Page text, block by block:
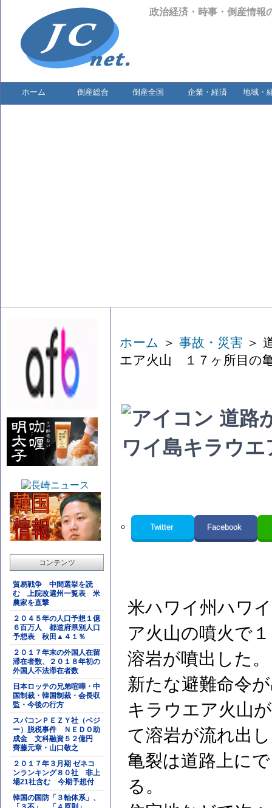
政治経済・時事・倒産情報
ホーム 倒産総合 倒産全国 企業・経済 地域・
コンテンツ
貿易戦争 中間選挙を読
む 上院改選州一覧表 米
農家を直撃
２０４５年の人口予想１億
６百万人 都道府県別人口
予想表 秋田▲４１％
２０１７年末の外国人在留
滞在者数、２０１８年初の
外国人不法滞在者数
日本ロッテの兄弟喧嘩・中
国制裁・韓国制裁・会長収
監・今後の行方
スパコンＰＥＺＹ社（ペジ
ー）脱税事件 ＮＥＤＯ助
成金 文科融資５２億円
齊藤元章・山口敬之
２０１７年３月期 ゼネコ
ンランキング８０社 非上
場21社含む 今期予想付
韓国の国防「３軸体系」、
ホーム ＞ 事故・災害 ＞
エア火山 １７ヶ所目の
道路
ワイ島キラウ
Twitter Facebook
米ハワイ州ハワ
ア火山の噴火で
溶岩が噴出した
新たな避難命令
キラウエア火山
て溶岩が流れ出
亀裂は道路上に
る。